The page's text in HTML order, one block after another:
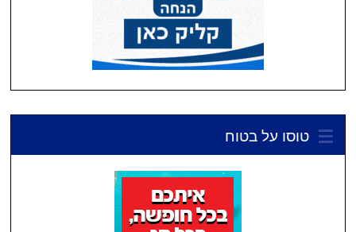
טוסו על בטוח